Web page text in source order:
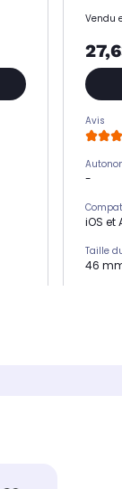
Vendu
Avis
-
iOS et
Taille
46